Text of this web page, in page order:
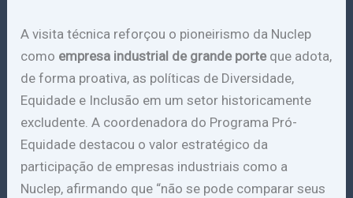
A visita técnica reforçou o pioneirismo da Nuclep
como empresa industrial de grande porteque adota,
de forma proativa, as políticas de Diversidade,
Equidade e Inclusão em um setor historicamente
excludente. A coordenadora do Programa Pró-
Equidade destacou o valor estratégico da
participação de empresas industriais como a
Nuclep, afirmando que “não se pode comparar seus